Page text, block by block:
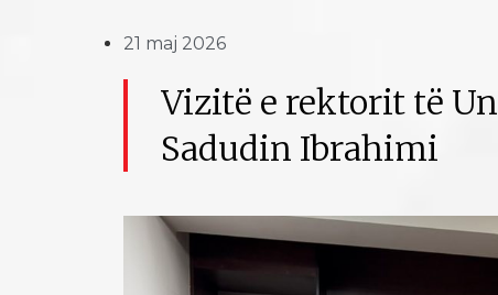
21 maj 2026
Vizitë e rektorit të
Sadudin Ibrahimi